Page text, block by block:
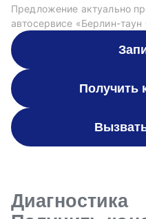
Предложение актуально
автосервисе «Берлин-таун
Получить
Диагностика